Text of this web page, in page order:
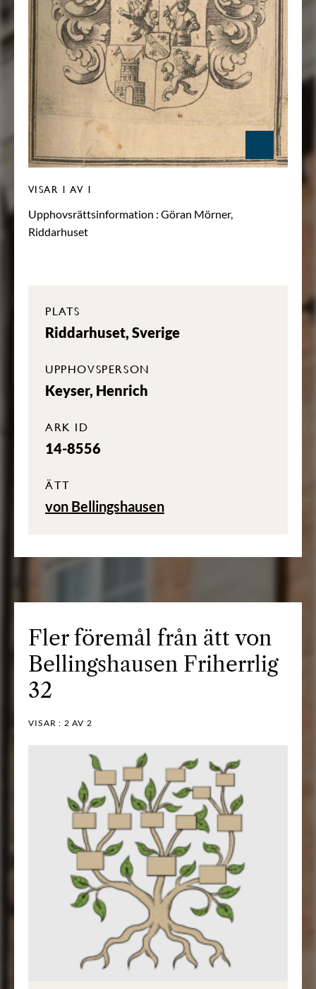
VISAR 1 AV 1
Upphovsrättsinformation : Göran Mörner,
Riddarhuset
PLATS
Riddarhuset, Sverige
UPPHOVSPERSON
Keyser, Henrich
ARK ID
14-8556
ÄTT
von Bellingshausen
Fler föremål från ätt von
Bellingshausen Friherrlig
32
VISAR : 2 AV 2